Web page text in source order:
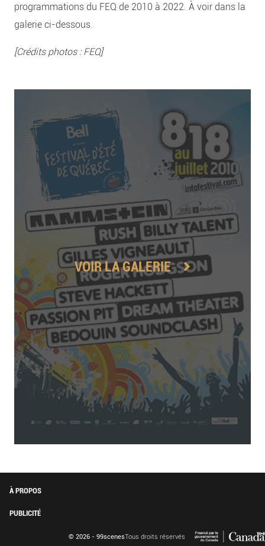
programmations du FEQ de 2010 à 2022. À voir dans la
galerie ci-dessous.
[Crédits photos : FEQ]
VOIR LA GALERIE
À PROPOS
PUBLICITÉ
© 2026 - 99scenesTous droits réservés